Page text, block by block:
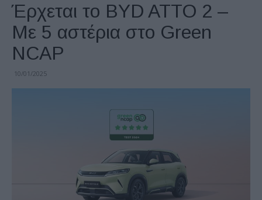
Έρχεται το BYD ATTO 2 –
Με 5 αστέρια στο Green
NCAP
10/01/2025